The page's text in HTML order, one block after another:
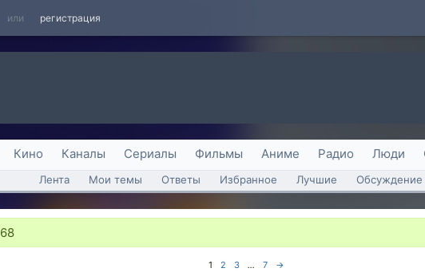
или регистрация
Кино Каналы Сериалы Фильмы Аниме Радио Люди
Лента Мои темы Ответы Избранное Лучшие Обсуждение
68
1 2 3 ... 7 →